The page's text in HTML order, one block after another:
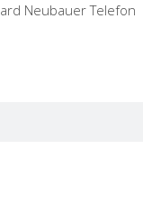
Neubauer Telefon